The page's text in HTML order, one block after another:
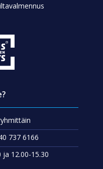
737 6166
12.00-15.30